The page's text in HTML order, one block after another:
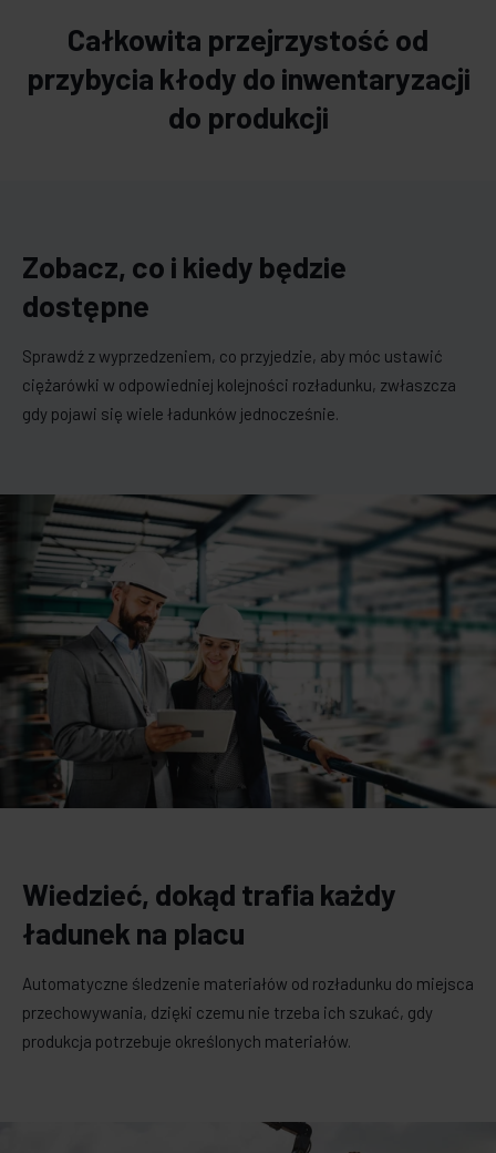
Całkowita przejrzystość od
przybycia kłody do inwentaryzacji
do produkcji
Zobacz, co i kiedy będzie
dostępne
Sprawdź z wyprzedzeniem, co przyjedzie, aby móc ustawić
ciężarówki w odpowiedniej kolejności rozładunku, zwłaszcza
gdy pojawi się wiele ładunków jednocześnie.
Wiedzieć, dokąd trafia każdy
ładunek na placu
Automatyczne śledzenie materiałów od rozładunku do miejsca
przechowywania, dzięki czemu nie trzeba ich szukać, gdy
produkcja potrzebuje określonych materiałów.